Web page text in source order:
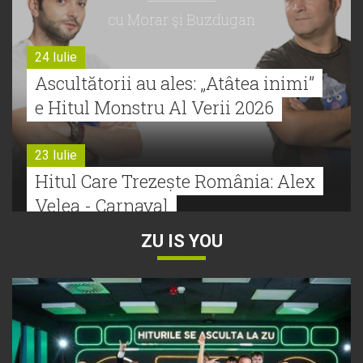
cu Morar şi Buzdugan
24 Iulie
Ascultătorii au ales: „Atâtea inimi”
e Hitul Monstru Al Verii 2026
23 Iulie
Hitul Care Trezește România: Alex
Velea - Carnaval
Bătălie strânsă la Hitul Monstru Al
Verii: Cabron versus Faydee
21 Iulie
ZU IS YOU